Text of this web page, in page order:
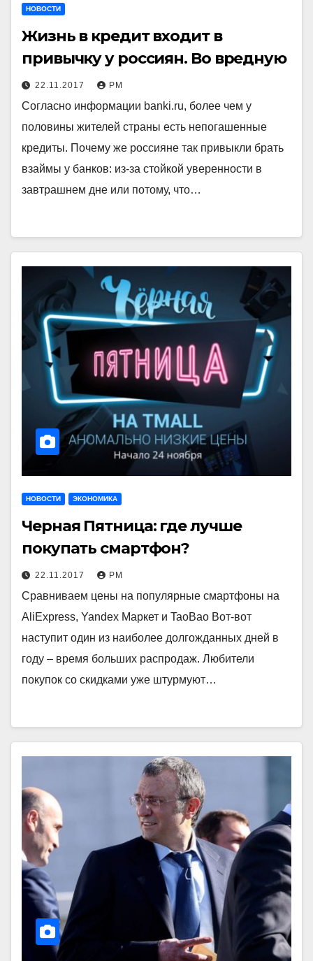
НОВОСТИ
Жизнь в кредит входит в
привычку у россиян. Во вредную
22.11.2017 РМ
Согласно информации banki.ru, более чем у
половины жителей страны есть непогашенные
кредиты. Почему же россияне так привыкли брать
взаймы у банков: из-за стойкой уверенности в
завтрашнем дне или потому, что…
НОВОСТИ ЭКОНОМИКА
Черная Пятница: где лучше
покупать смартфон?
22.11.2017 РМ
Сравниваем цены на популярные смартфоны на
AliExpress, Yandex Маркет и TaoBao Вот-вот
наступит один из наиболее долгожданных дней в
году – время больших распродаж. Любители
покупок со скидками уже штурмуют…